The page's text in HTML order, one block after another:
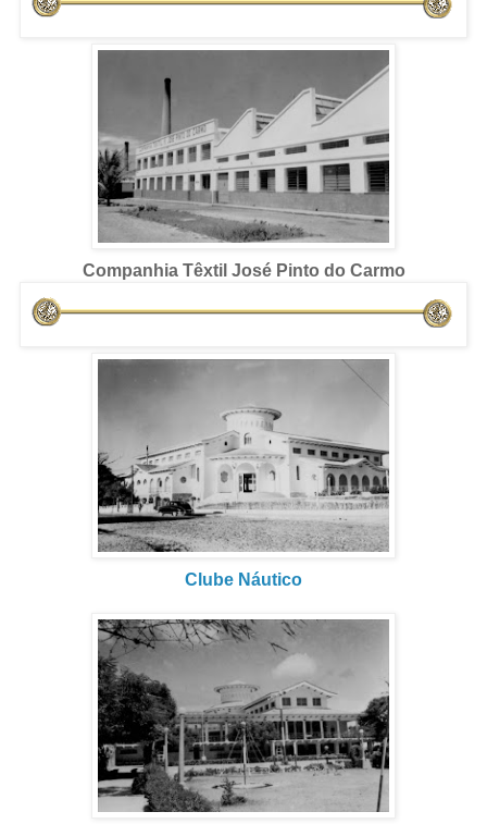
Companhia Têxtil José Pinto do Carmo
Clube Náutico